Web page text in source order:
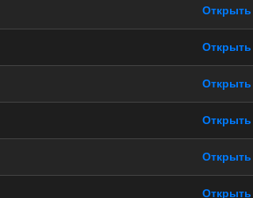
Открыть
Открыть
Открыть
Открыть
Открыть
Открыть